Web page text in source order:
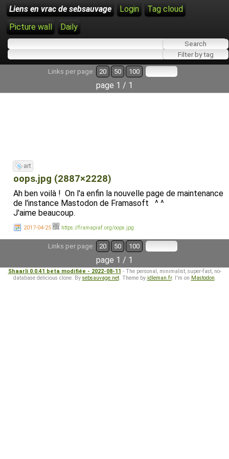
Liens en vrac de sebsauvage Login
Tag cloud
Picture wall
Daily
Links per page: 20 50 100
page 1 / 1
art
oops.jpg (2887×2228)
Ah ben voilà ! On l'a enfin la nouvelle page de maintenance
de l'instance Mastodon de Framasoft ^ ^
J'aime beaucoup.
2017-04-25 https://framapiaf.org/oops.jpg
Links per page: 20 50 100
page 1 / 1
Shaarli 0.0.41 beta modifiée - 2022-08-11 - The personal, minimalist, super-fast, no-
database delicious clone. By sebsauvage.net. Theme by idleman.fr. I'm on Mastodon.